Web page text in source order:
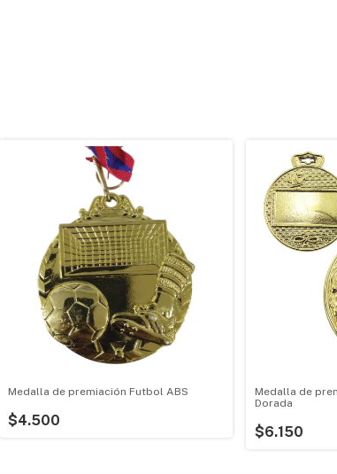
Medalla de premiación Futbol ABS
$4.500
Medalla de
Dorada
$6.150